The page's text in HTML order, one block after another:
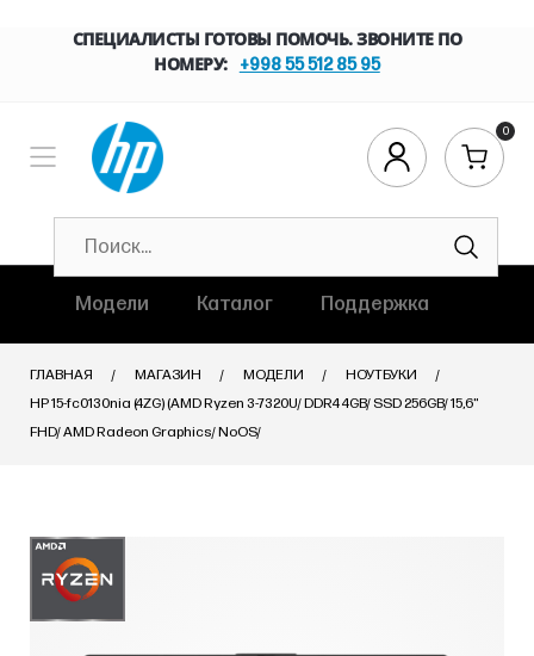
СПЕЦИАЛИСТЫ ГОТОВЫ ПОМОЧЬ. ЗВОНИТЕ ПО
НОМЕРУ:
+998 55 512 85 95
0
Модели Каталог Поддержка
ГЛАВНАЯ МАГАЗИН МОДЕЛИ
НОУТБУКИ
HP 15-fc0130nia (4ZG) (AMD Ryzen 3-7320U/ DDR4 4GB/ SSD 256GB/ 15,6"
FHD/ AMD Radeon Graphics/ NoOS/